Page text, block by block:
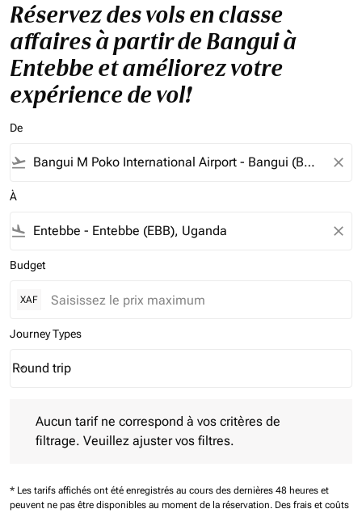
Réservez des vols en classe
affaires à partir de Bangui à
Entebbe et améliorez votre
expérience de vol!
De
flight_takeoff close
À
flight_land close
Budget
XAF
Journey Types
Journey Types option Round trip Selected
Round trip
keyboard_arrow_down
Aucun tarif ne correspond à vos critères de
filtrage. Veuillez ajuster vos filtres.
* Les tarifs affichés ont été enregistrés au cours des dernières 48 heures et
peuvent ne pas être disponibles au moment de la réservation. Des frais et coûts